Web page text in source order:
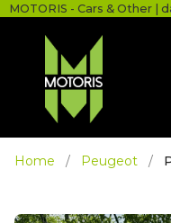
MOTORIS - Cars & Other
Home / Peugeot /